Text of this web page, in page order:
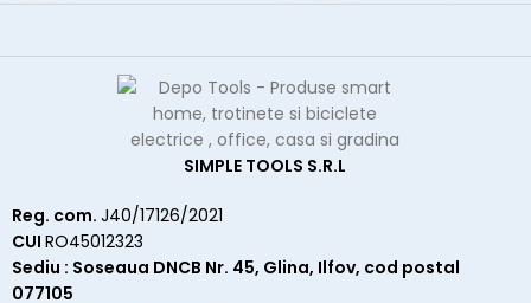
SIMPLE TOOLS S.R.L
Reg. com. J40/17126/2021
CUI RO45012323
Sediu : Soseaua DNCB Nr. 45, Glina, Ilfov, cod postal
077105